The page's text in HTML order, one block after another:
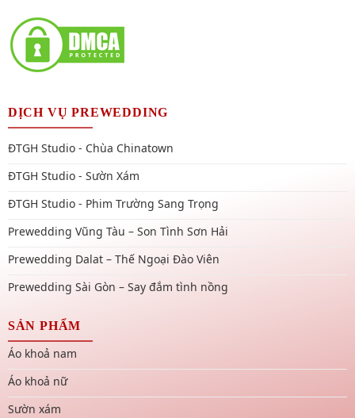
DỊCH VỤ PREWEDDING
ĐTGH Studio - Chùa Chinatown
ĐTGH Studio - Sườn Xám
ĐTGH Studio - Phim Trường Sang Trọng
Prewedding Vũng Tàu – Son Tình Sơn Hải
Prewedding Dalat – Thế Ngoại Đào Viên
Prewedding Sài Gòn – Say đắm tình nồng
SẢN PHẨM
Áo khoả nam
Áo khoả nữ
Sườn xám